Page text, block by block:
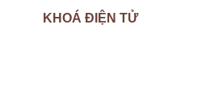
KHOÁ ĐIỆN TỬ